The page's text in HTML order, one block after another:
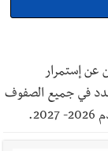
عن إستمرار
في جميع الصفوف